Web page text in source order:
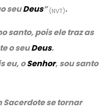
seuDeus”(NVT).
santo, pois ele traz as
o seuDeus.
eu, oSenhor, sou santo
Sacerdote se tornar